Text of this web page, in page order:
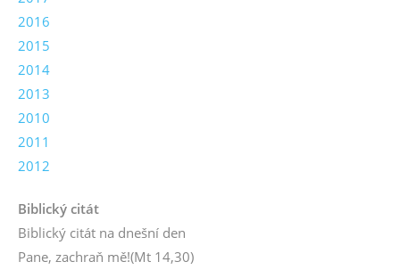
2016
2015
2014
2013
2010
2011
2012
Biblický citát
Biblický citát na dnešní den
Pane, zachraň mě!(Mt 14,30)